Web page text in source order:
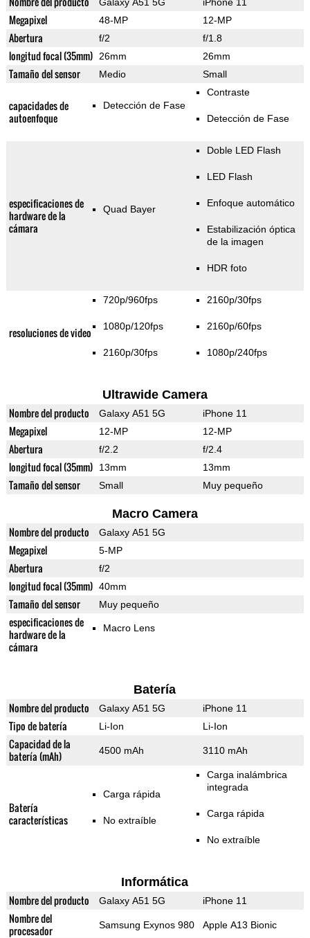
Megapixel 48-MP 12-MP
Abertura f/2 f/1.8
longitud focal (35mm) 26mm 26mm
Tamaño del sensor Medio Small
capacidades de
autoenfoque
Detección de Fase
Contraste
Detección de Fase
especificaciones de
hardware de la
cámara
Quad Bayer
Doble LED Flash
LED Flash
Enfoque automático
Estabilización óptica
de la imagen
HDR foto
resoluciones de video
720p/960fps
1080p/120fps
2160p/30fps
2160p/30fps
2160p/60fps
1080p/240fps
Ultrawide Camera
Nombre del producto Galaxy A51 5G iPhone 11
Megapixel 12-MP 12-MP
Abertura f/2.2 f/2.4
longitud focal (35mm) 13mm 13mm
Tamaño del sensor Small Muy pequeño
Macro Camera
Nombre del producto Galaxy A51 5G
Megapixel 5-MP
Abertura f/2
longitud focal (35mm) 40mm
Tamaño del sensor Muy pequeño
especificaciones de
hardware de la
cámara
Macro Lens
Batería
Nombre del producto Galaxy A51 5G iPhone 11
Tipo de batería Li-Ion Li-Ion
Capacidad de la
batería (mAh)
4500 mAh 3110 mAh
Batería
características
Carga rápida
No extraíble
Carga inalámbrica
integrada
Carga rápida
No extraíble
Informática
Nombre del producto Galaxy A51 5G iPhone 11
Nombre del
procesador
Samsung Exynos 980 Apple A13 Bionic